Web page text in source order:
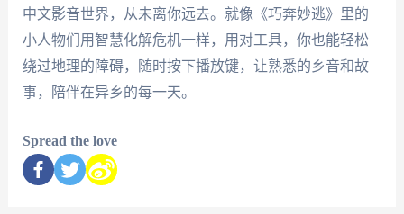
中文影音世界，从未离你远去。就像《巧奔妙逃》里的
小人物们用智慧化解危机一样，用对工具，你也能轻松
绕过地理的障碍，随时按下播放键，让熟悉的乡音和故
事，陪伴在异乡的每一天。
Spread the love